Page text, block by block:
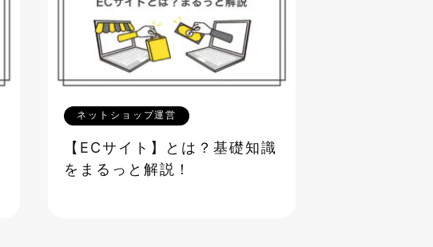
ネットショップ運営
【ECサイト】とは？基礎知識
をまるっと解説！